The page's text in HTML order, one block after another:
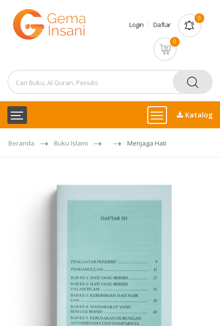
Login Daftar
0
0
Katalog
Beranda Buku Islami Menjaga Hati